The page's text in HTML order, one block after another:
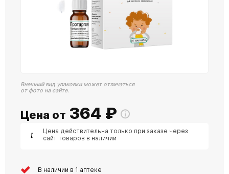
Внешний вид упаковки может отличаться
от фото на сайте.
Цена от 364 ₽
Цена действительна только при заказе через
сайт товаров в наличии
В наличии в 1 аптеке